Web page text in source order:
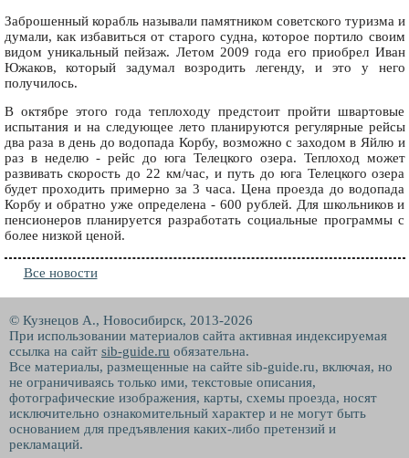
Заброшенный корабль называли памятником советского туризма и
думали, как избавиться от старого судна, которое портило своим
видом уникальный пейзаж. Летом 2009 года его приобрел Иван
Южаков, который задумал возродить легенду, и это у него
получилось.
В октябре этого года теплоходу предстоит пройти швартовые
испытания и на следующее лето планируются регулярные рейсы
два раза в день до водопада Корбу, возможно с заходом в Яйлю и
раз в неделю - рейс до юга Телецкого озера. Теплоход может
развивать скорость до 22 км/час, и путь до юга Телецкого озера
будет проходить примерно за 3 часа. Цена проезда до водопада
Корбу и обратно уже определена - 600 рублей. Для школьников и
пенсионеров планируется разработать социальные программы с
более низкой ценой.
Все новости
© Кузнецов А., Новосибирск, 2013-2026
При использовании материалов сайта активная индексируемая
ссылка на сайт sib-guide.ru обязательна.
Все материалы, размещенные на сайте sib-guide.ru, включая, но
не ограничиваясь только ими, текстовые описания,
фотографические изображения, карты, схемы проезда, носят
исключительно ознакомительный характер и не могут быть
основанием для предъявления каких-либо претензий и
рекламаций.